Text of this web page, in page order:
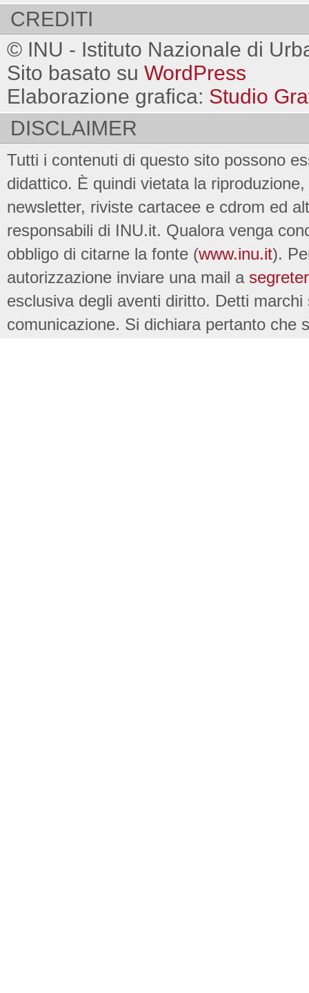
CREDITI
© INU - Istituto Nazionale di
Sito basato su WordPress
Elaborazione grafica: Studio
DISCLAIMER
Tutti i contenuti di questo sito possono
didattico. È quindi vietata la
newsletter, riviste cartacee e cdrom ed
responsabili di INU.it. Qualora venga
obbligo di citarne la fonte (www.inu.it).
autorizzazione inviare una mail a
esclusiva degli aventi diritto. Detti
comunicazione. Si dichiara pertanto che